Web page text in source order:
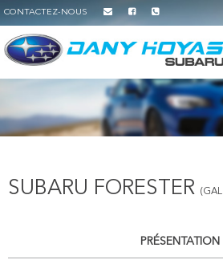
CONTACTEZ-NOUS
SUBARU FORESTER
PRÉSENTATION